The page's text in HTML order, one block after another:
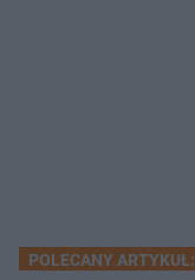
POLECANY ARTYKUŁ: